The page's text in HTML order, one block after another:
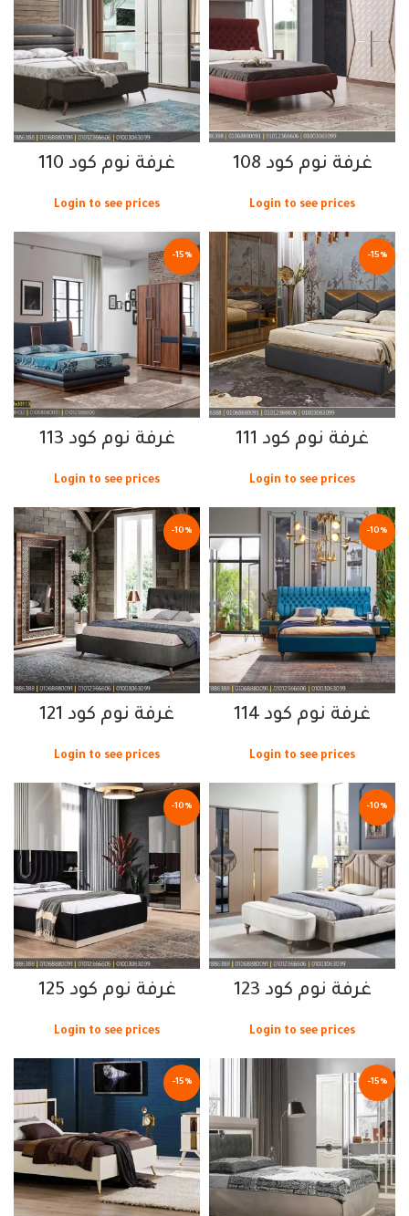
غرفة نوم كود 108
Login to see prices
غرفة نوم كود 110
Login to see prices
-15%
غرفة نوم كود 111
Login to see prices
-15%
غرفة نوم كود 113
Login to see prices
-10%
غرفة نوم كود 114
Login to see prices
-10%
غرفة نوم كود 121
Login to see prices
-10%
غرفة نوم كود 123
Login to see prices
-10%
غرفة نوم كود 125
Login to see prices
-15%
-15%